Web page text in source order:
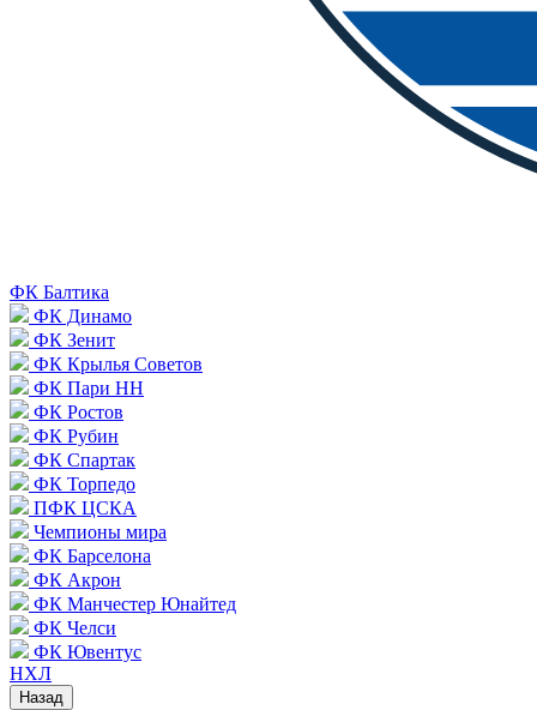
ФК Балтика
ФК Динамо
ФК Зенит
ФК Крылья Советов
ФК Пари НН
ФК Ростов
ФК Рубин
ФК Спартак
ФК Торпедо
ПФК ЦСКА
Чемпионы мира
ФК Барселона
ФК Акрон
ФК Манчестер Юнайтед
ФК Челси
ФК Ювентус
НХЛ
Назад